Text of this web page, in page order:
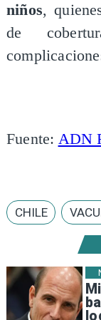
niños,
de
Fuente: ADN
CHILE